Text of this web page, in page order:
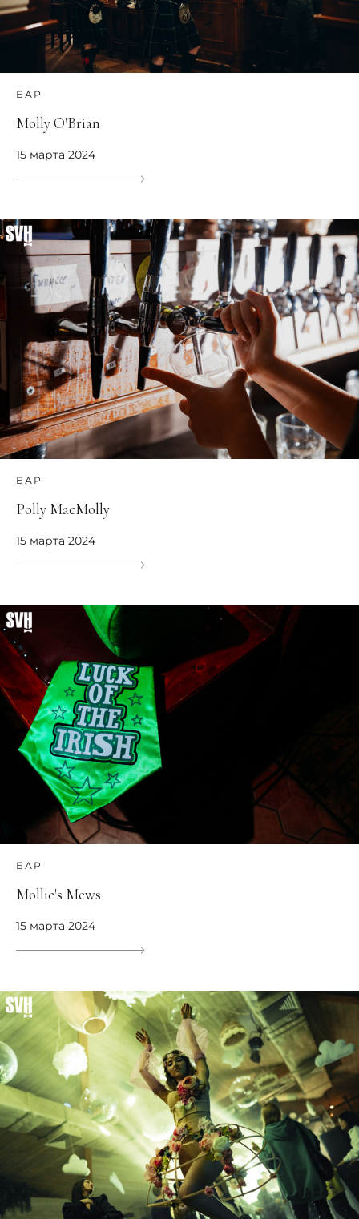
БАР
Molly O'Brian
15 марта 2024
БАР
Polly MacMolly
15 марта 2024
БАР
Mollie's Mews
15 марта 2024